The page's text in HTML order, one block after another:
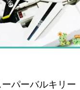
パーバルキリー